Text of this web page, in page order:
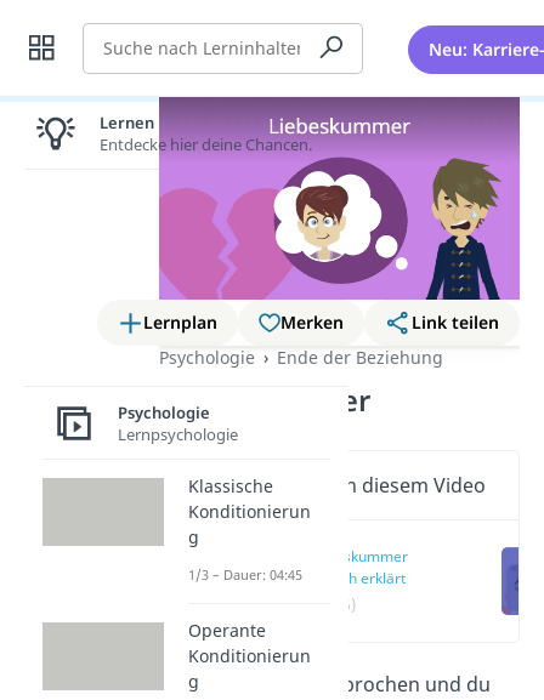
Suche Neu:
Lernplan Merken
Link teilen
Psychologie
Ende der Beziehung
Liebeskummer
Wichtige Inhalte in diesem Video
Liebeskummer
einfach erklärt
(00:16)
Dein Herz wurde gebrochen und du
Lernen lohnt sich!
Entdecke hier deine Chancen.
Psychologie
Lernpsychologie
Klassische
Konditionierun
g
1/3 – Dauer: 04:45
Operante
Konditionierun
g